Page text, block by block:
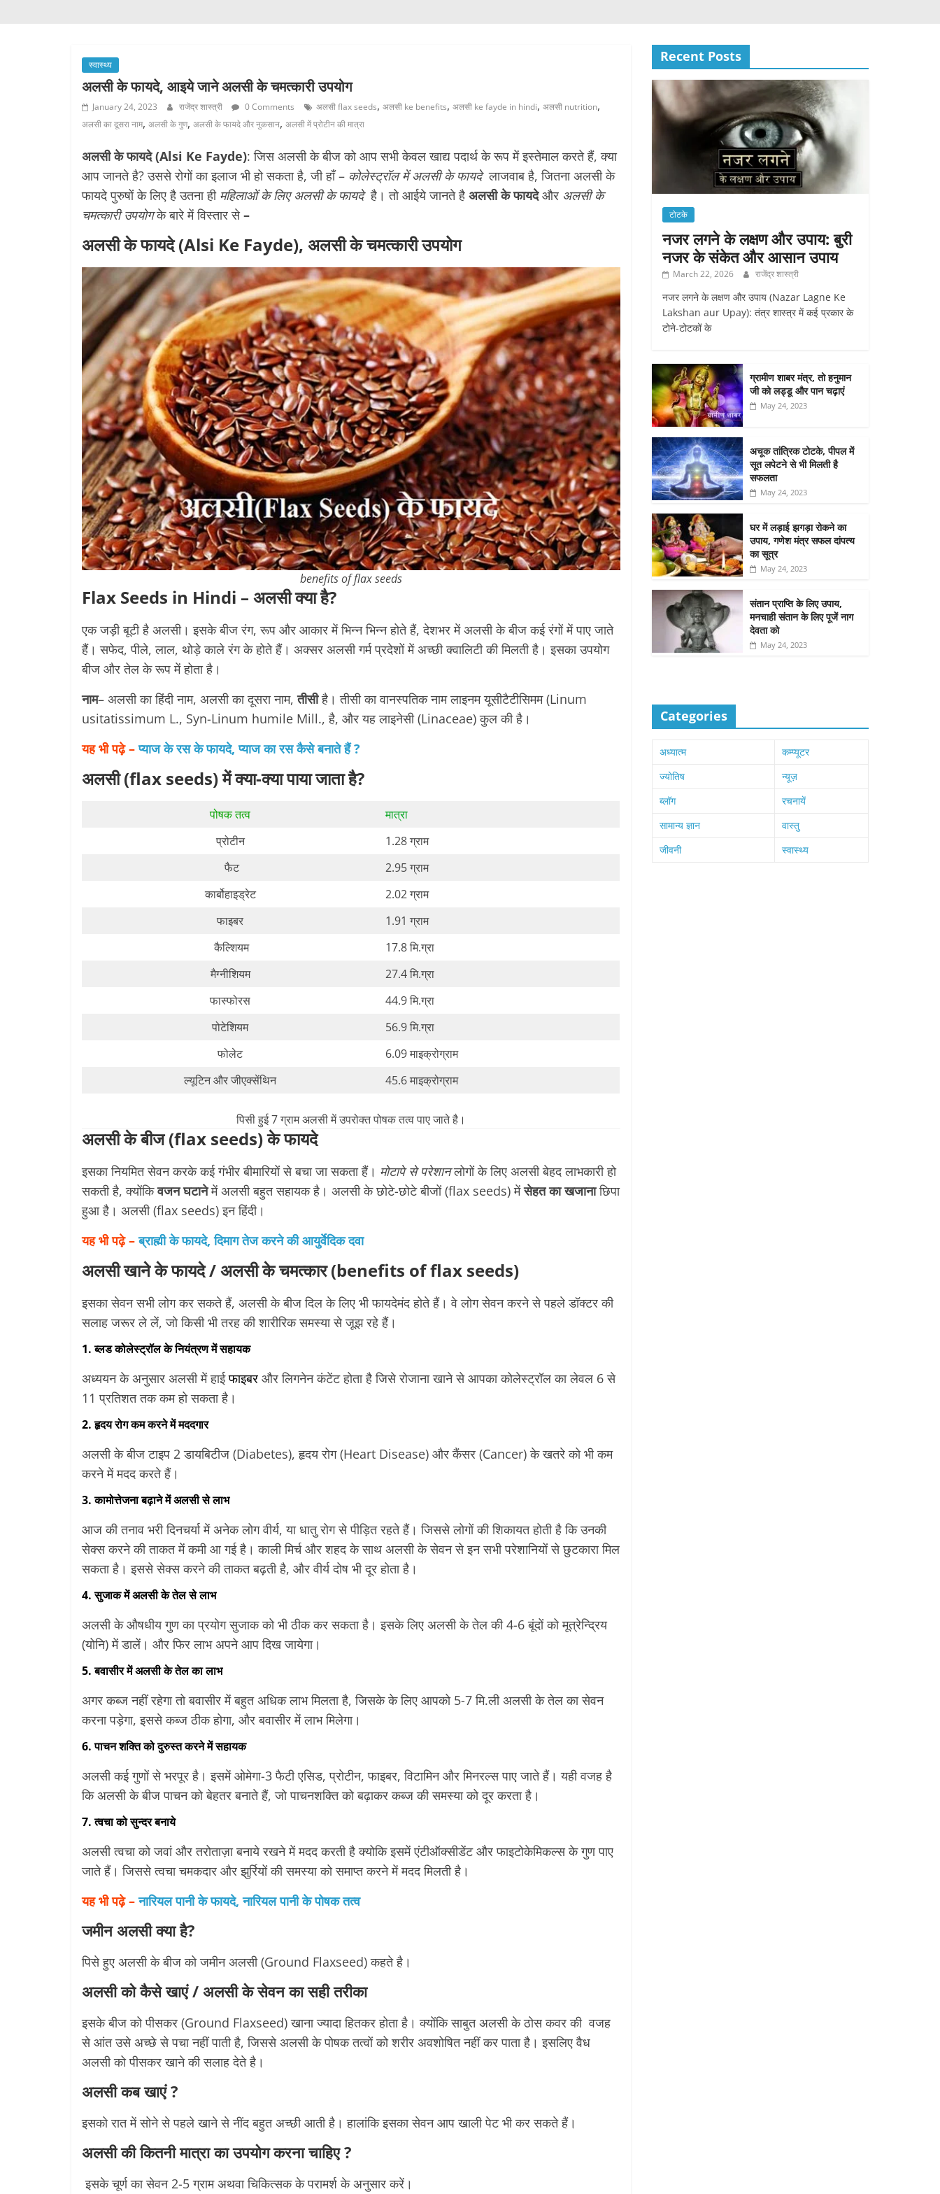
स्वास्थ्य
अलसी के फायदे, आइये जाने अलसी के चमत्कारी उपयोग
January 24, 2023 राजेंद्र शास्त्री 0 Comments अलसी flax seeds, अलसी ke benefits, अलसी ke fayde in hindi, अलसी nutrition,
अलसी का दूसरा नाम, अलसी के गुण, अलसी के फायदे और नुकसान, अलसी में प्रोटीन की मात्रा
अलसी के फायदे (Alsi Ke Fayde): जिस अलसी के बीज को आप सभी केवल खाद्य पदार्थ के रूप में इस्तेमाल करते हैं, क्या
आप जानते है? उससे रोगों का इलाज भी हो सकता है, जी हाँ – कोलेस्ट्रॉल में अलसी के फायदेलाजवाब है, जितना अलसी के
फायदे पुरुषों के लिए है उतना ही महिलाओं के लिए अलसी के फायदेहै। तो आईये जानते है अलसी के फायदेऔर अलसी के
चमत्कारी उपयोग के बारे में विस्तार से–
अलसी के फायदे (Alsi Ke Fayde), अलसी के चमत्कारी उपयोग
benefits of flax seeds
Flax Seeds in Hindi – अलसी क्या है?
एक जड़ी बूटी है अलसी। इसके बीज रंग, रूप और आकार में भिन्न भिन्न होते हैं, देशभर में अलसी के बीज कई रंगों में पाए जाते
हैं। सफेद, पीले, लाल, थोड़े काले रंग के होते हैं। अक्सर अलसी गर्म प्रदेशों में अच्छी क्वालिटी की मिलती है। इसका उपयोग
बीज और तेल के रूप में होता है।
नाम– अलसी का हिंदी नाम, अलसी का दूसरा नाम, तीसीहै। तीसी का वानस्पतिक नाम लाइनम यूसीटैटीसिमम (Linum
usitatissimum L., Syn-Linum humile Mill., है, और यह लाइनेसी (Linaceae) कुल की है।
यह भी पढ़े – प्याज के रस के फायदे, प्याज का रस कैसे बनाते हैं ?
अलसी (flax seeds) में क्या-क्या पाया जाता है?
पोषक तत्व
मात्रा
प्रोटीन
1.28 ग्राम
फैट
2.95 ग्राम
कार्बोहाइड्रेट
2.02 ग्राम
फाइबर
1.91 ग्राम
कैल्शियम
17.8 मि.ग्रा
मैग्नीशियम
27.4 मि.ग्रा
फास्फोरस
44.9 मि.ग्रा
पोटेशियम
56.9 मि.ग्रा
फोलेट
6.09 माइक्रोग्राम
ल्‍यूटिन और जीएक्‍सेंथिन
45.6 माइक्रोग्राम
पिसी हुई 7 ग्राम अलसी में उपरोक्त पोषक तत्व पाए जाते है।
अलसी के बीज (flax seeds) के फायदे
इसका नियमित सेवन करके कई गंभीर बीमारियों से बचा जा सकता हैं। मोटापे से परेशानलोगों के लिए अलसी बेहद लाभकारी हो
सकती है, क्योंकिवजन घटानेमें अलसी बहुत सहायक है। अलसी के छोटे-छोटे बीजों (flax seeds) मेंसेहत का खजानाछिपा
हुआ है। अलसी (flax seeds) इन हिंदी।
यह भी पढ़े – ब्राह्मी के फायदे, दिमाग तेज करने की आयुर्वेदिक दवा
अलसी खाने के फायदे / अलसी के चमत्कार (benefits of flax seeds)
इसका सेवन सभी लोग कर सकते हैं, अलसी के बीज दिल के लिए भी फायदेमंद होते हैं। वे लोग सेवन करने से पहले डॉक्टर की
सलाह जरूर ले लें, जो किसी भी तरह की शारीरिक समस्या से जूझ रहे हैं।
1. ब्लड कोलेस्ट्रॉल के नियंत्रण में सहायक
अध्ययन के अनुसार अलसी में हाईफाइबर और लिगनेन कंटेंट होता है जिसे रोजाना खाने से आपका कोलेस्ट्रॉल का लेवल 6 से
11 प्रतिशत तक कम हो सकता है।
2. हृदय रोग कम करने में मददगार
अलसी के बीज टाइप 2 डायबिटीज (Diabetes), हृदय रोग (Heart Disease) और कैंसर (Cancer) के खतरे को भी कम
करने में मदद करते हैं।
3. कामोत्तेजना बढ़ाने में अलसी से लाभ
आज की तनाव भरी दिनचर्या में अनेक लोग वीर्य, या धातु रोग से पीड़ित रहते हैं। जिससे लोगों की शिकायत होती है कि उनकी
सेक्स करने की ताकत में कमी आ गई है। काली मिर्च और शहद के साथ अलसी के सेवन से इन सभी परेशानियों से छुटकारा मिल
सकता है। इससे सेक्स करने की ताकत बढ़ती है, और वीर्य दोष भी दूर होता है।
4. सुजाक में अलसी के तेल से लाभ
अलसी के औषधीय गुण का प्रयोग सुजाक को भी ठीक कर सकता है। इसके लिए अलसी के तेल की 4-6 बूंदों को मूत्रेन्द्रिय
(योनि) में डालें। और फिर लाभ अपने आप दिख जायेगा।
5. बवासीर में अलसी के तेल का लाभ
अगर कब्ज नहीं रहेगा तो बवासीर में बहुत अधिक लाभ मिलता है, जिसके के लिए आपको 5-7 मि.ली अलसी के तेल का सेवन
करना पड़ेगा, इससे कब्ज ठीक होगा, और बवासीर में लाभ मिलेगा।
6. पाचन शक्ति को दुरुस्त करने में सहायक
अलसी कई गुणों से भरपूर है। इसमें ओमेगा-3 फैटी एसिड, प्रोटीन, फाइबर, विटामिन और मिनरल्स पाए जाते हैं। यही वजह है
कि अलसी के बीज पाचन को बेहतर बनाते हैं, जो पाचनशक्ति को बढ़ाकर कब्ज की समस्या को दूर करता है।
7. त्वचा को सुन्दर बनाये
अलसी त्वचा को जवां और तरोताज़ा बनाये रखने में मदद करती है क्योकि इसमें एंटीऑक्सीडेंट और फाइटोकेमिकल्स के गुण पाए
जाते हैं। जिससे त्वचा चमकदार और झुर्रियों की समस्या को समाप्त करने में मदद मिलती है।
यह भी पढ़े – नारियल पानी के फायदे, नारियल पानी के पोषक तत्व
जमीन अलसी क्या है?
पिसे हुए अलसी के बीज को जमीन अलसी (Ground Flaxseed) कहते है।
अलसी को कैसे खाएं / अलसी के सेवन का सही तरीका
इसके बीज को पीसकर (Ground Flaxseed) खाना ज्यादा हितकर होता है। क्योंकि साबुत अलसी के ठोस कवर की वजह
से आंत उसे अच्छे से पचा नहीं पाती है, जिससे अलसी के पोषक तत्वों को शरीर अवशोषित नहीं कर पाता है। इसलिए वैध
अलसी को पीसकर खाने की सलाह देते है।
अलसी कब खाएं ?
इसको रात में सोने से पहले खाने से नींद बहुत अच्छी आती है। हालांकि इसका सेवन आप खाली पेट भी कर सकते हैं।
अलसी की कितनी मात्रा का उपयोग करना चाहिए ?
इसके चूर्ण का सेवन 2-5 ग्राम अथवा चिकित्सक के परामर्श के अनुसार करें।
Recent Posts
टोटके
नजर लगने के लक्षण और उपाय: बुरी
नजर के संकेत और आसान उपाय
March 22, 2026 राजेंद्र शास्त्री
नजर लगने के लक्षण और उपाय (Nazar Lagne Ke
Lakshan aur Upay): तंत्र शास्त्र में कई प्रकार के
टोने-टोटकों के
ग्रामीण शाबर मंत्र, तो हनुमान
जी को लड्डू और पान चढ़ाएं
May 24, 2023
अचूक तांत्रिक टोटके, पीपल में
सूत लपेटने से भी मिलती है
सफलता
May 24, 2023
घर में लड़ाई झगड़ा रोकने का
उपाय, गणेश मंत्र सफल दांपत्य
का सूत्र
May 24, 2023
संतान प्राप्ति के लिए उपाय,
मनचाही संतान के लिए पूजें नाग
देवता को
May 24, 2023
Categories
अध्यात्म
कम्प्यूटर
ज्योतिष
न्यूज़
ब्लॉग
रचनायें
सामान्य ज्ञान
वास्तु
जीवनी
स्वास्थ्य